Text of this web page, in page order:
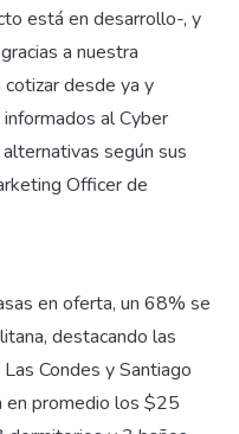
está en desarrollo-, y
a nuestra
desde ya y
al Cyber
según sus
Officer de
en oferta, un 68% se
destacando las
Condes y Santiago
en promedio los $25